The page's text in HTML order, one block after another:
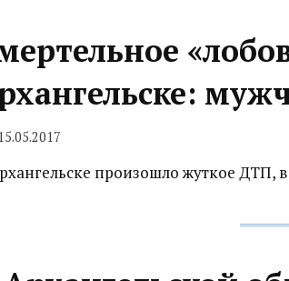
15.05.2017
произошло жуткое ДТП,